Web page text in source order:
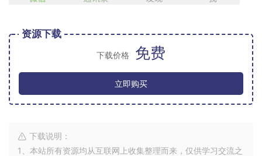
资源下载
下载价格 免费
立即购买
下载说明：
1、本站所有资源均从互联网上收集整理而来，仅供学习交流之